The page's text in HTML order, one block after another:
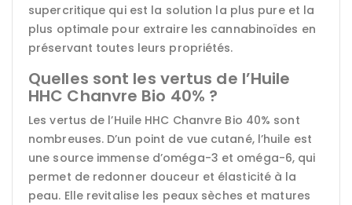
supercritique qui est la solution la plus pure et la
plus optimale pour extraire les cannabinoïdes en
préservant toutes leurs propriétés.
Quelles sont les vertus de l’Huile
HHC Chanvre Bio 40% ?
Les vertus de l’Huile HHC Chanvre Bio 40% sont
nombreuses. D’un point de vue cutané, l’huile est
une source immense d’oméga-3 et oméga-6, qui
permet de redonner douceur et élasticité à la
peau. Elle revitalise les peaux sèches et matures